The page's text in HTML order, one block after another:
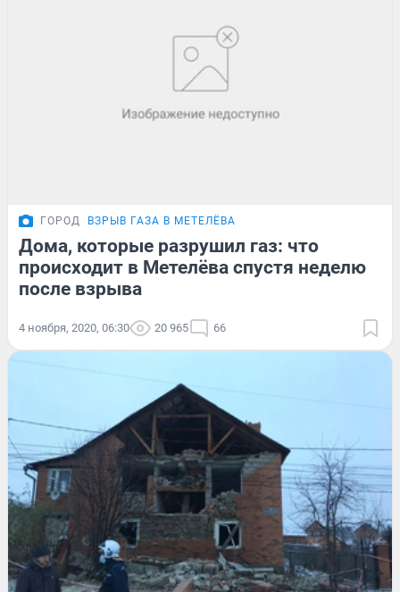
ГОРОД ВЗРЫВ ГАЗА В МЕТЕЛЁВА
Дома, которые разрушил газ: что
происходит в Метелёва спустя неделю
после взрыва
4 ноября, 2020, 06:30 20 965 66